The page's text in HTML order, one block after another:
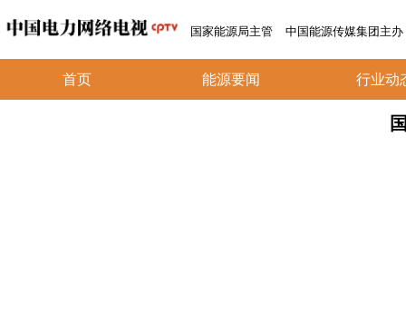
国家能源局主管 中国能源传媒集团主办
首页 能源要闻 行业动